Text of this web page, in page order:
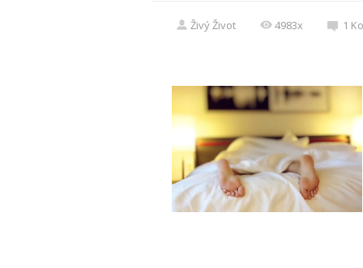
Živý Život 4983x 1